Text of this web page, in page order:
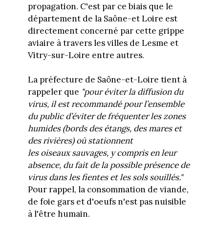
propagation. C'est par ce biais que le
département de la Saône-et Loire est
directement concerné par cette grippe
aviaire à travers les villes de Lesme et
Vitry-sur-Loire entre autres.
La préfecture de Saône-et-Loire tient à
rappeler que "pour éviter la diffusion du
virus, il est recommandé pour l’ensemble
du public d’éviter de fréquenter les zones
humides (bords des étangs, des mares et
des rivières) où stationnent
les oiseaux sauvages, y compris en leur
absence, du fait de la possible présence de
virus dans les fientes et les sols souillés."
Pour rappel, la consommation de viande,
de foie gars et d'oeufs n'est pas nuisible
à l'être humain.